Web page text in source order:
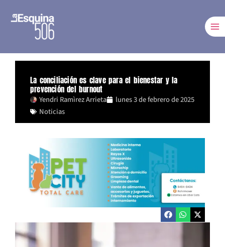
La conciliación es clave para el bienestar y la
prevención del burnout
Yendri Ramìrez Arrieta
lunes 3 de febrero de 2025
Noticias